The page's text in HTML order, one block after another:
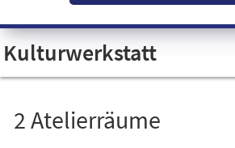
Visuelle
Assistenzsoftware
öffnen.
Kulturwerkstatt
2 Atelierräume